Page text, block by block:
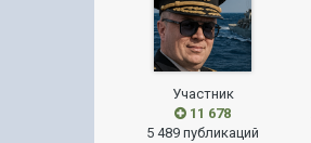
Участник
11 678
5 489 публикаций